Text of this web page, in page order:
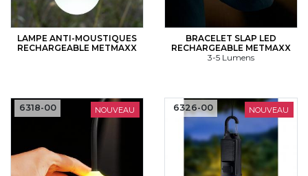
LAMPE ANTI-MOUSTIQUES
RECHARGEABLE METMAXX
BRACELET SLAP LED
RECHARGEABLE METMAXX
3-5 Lumens
NOUVEAU
6318-00 NOUVEAU
6326-00